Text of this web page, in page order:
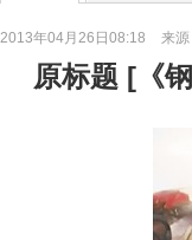
2013年04月26日08:18 来源
原标题 [ 《